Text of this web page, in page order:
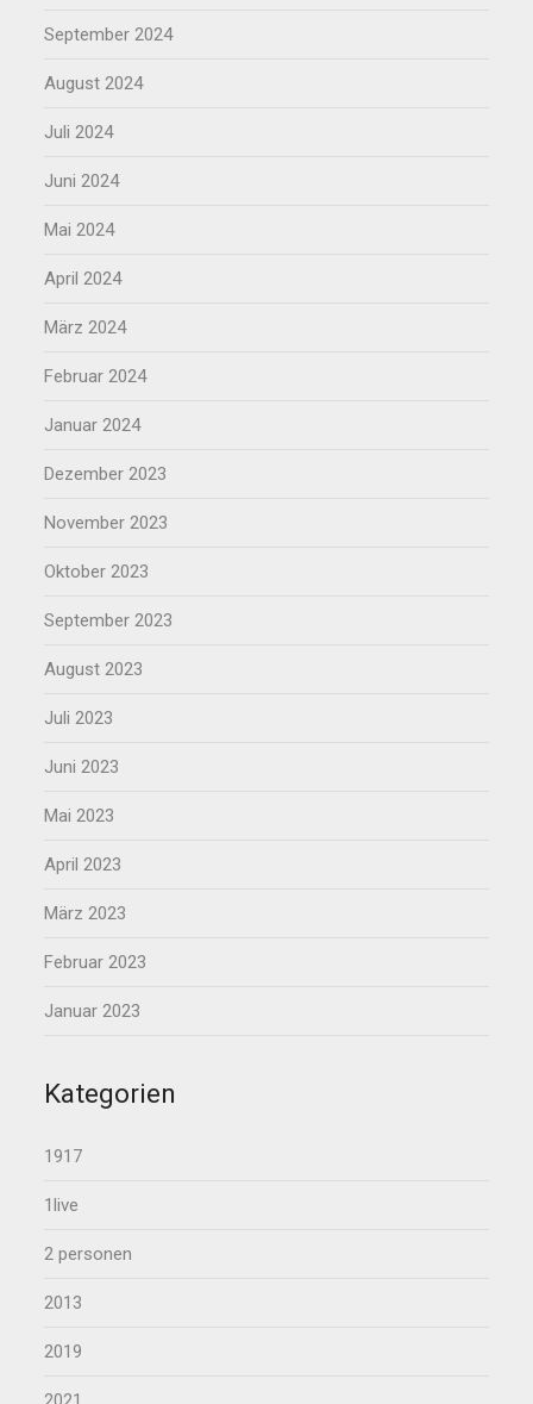
September 2024
August 2024
Juli 2024
Juni 2024
Mai 2024
April 2024
März 2024
Februar 2024
Januar 2024
Dezember 2023
November 2023
Oktober 2023
September 2023
August 2023
Juli 2023
Juni 2023
Mai 2023
April 2023
März 2023
Februar 2023
Januar 2023
Kategorien
1917
1live
2 personen
2013
2019